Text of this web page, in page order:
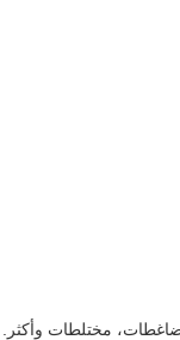
مختلطات وأكثر.